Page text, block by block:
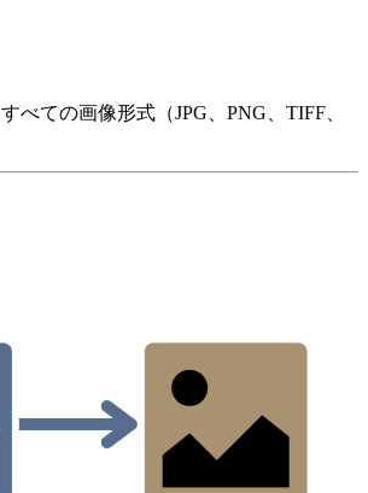
すべての画像形式（JPG、PNG、TIFF、